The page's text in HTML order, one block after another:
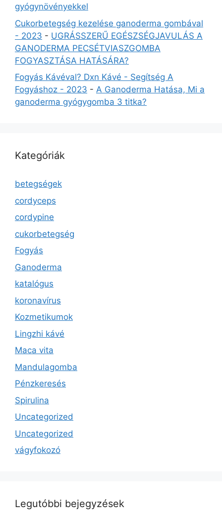
gyógynövényekkel
Cukorbetegség kezelése ganoderma gombával
- 2023 - UGRÁSSZERŰ EGÉSZSÉGJAVULÁS A
GANODERMA PECSÉTVIASZGOMBA
FOGYASZTÁSA HATÁSÁRA?
Fogyás Kávéval? Dxn Kávé - Segítség A
Fogyáshoz - 2023 - A Ganoderma Hatása, Mi a
ganoderma gyógygomba 3 titka?
Kategóriák
betegségek
cordyceps
cordypine
cukorbetegség
Fogyás
Ganoderma
katalógus
koronavírus
Kozmetikumok
Lingzhi kávé
Maca vita
Mandulagomba
Pénzkeresés
Spirulina
Uncategorized
Uncategorized
vágyfokozó
Legutóbbi bejegyzések